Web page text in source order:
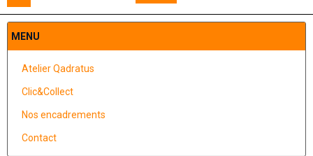
MENU
Atelier Qadratus
Clic&Collect
Nos encadrements
Contact